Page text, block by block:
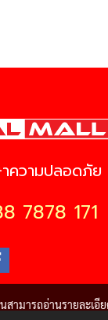
ามปลอดภัย
7878 171
ามารถอ่านรายละเอี